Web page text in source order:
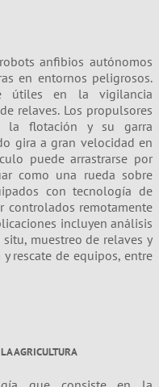
anfibios autónomos
en entornos peligrosos.
útiles en la vigilancia
relaves. Los propulsores
la flotación y su garra
gira a gran velocidad en
puede arrastrarse por
como una rueda sobre
con tecnología de
controlados remotamente
incluyen análisis
muestreo de relaves y
rescate de equipos, entre
AGRICULTURA